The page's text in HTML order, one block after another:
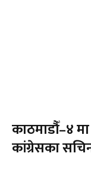
काठमाडौँ–४ मा
कांग्रेसका